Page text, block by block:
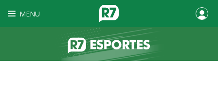
MENU